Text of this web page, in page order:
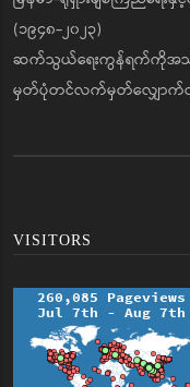
(၁၉၄၈-၂၀၂၃)
ဆက်သွယ်ရေးကွန်ရက်ကိုအသုံး
မှတ်ပုံတင်လက်မှတ်လျှောက်
VISITORS